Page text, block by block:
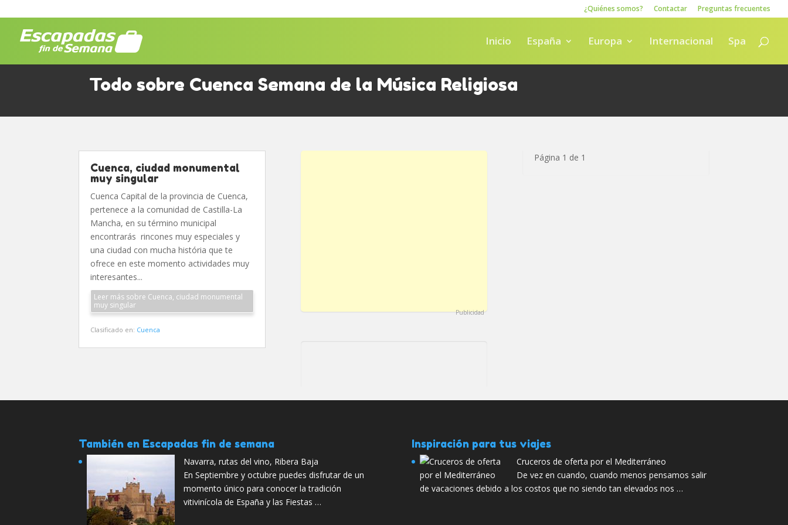
¿Quiénes somos? Contactar Preguntas frecuentes
Inicio España Europa Internacional Spa
Todo sobre Cuenca Semana de la Música Religiosa
Cuenca, ciudad monumental
muy singular
Cuenca Capital de la provincia de Cuenca,
pertenece a la comunidad de Castilla-La
Mancha, en su término municipal
encontrarás rincones muy especiales y
una ciudad con mucha história que te
ofrece en este momento actividades muy
interesantes...
Leer más sobre Cuenca, ciudad monumental
muy singular
Clasificado en: Cuenca
Publicidad
Página 1 de 1
También en Escapadas fin de semana
Navarra, rutas del vino, Ribera Baja
En Septiembre y octubre puedes disfrutar de un
momento único para conocer la tradición
vitivinícola de España y las Fiestas …
Inspiración para tus viajes
Cruceros de oferta por el Mediterráneo
De vez en cuando, cuando menos pensamos salir
de vacaciones debido a los costos que no siendo tan elevados nos …